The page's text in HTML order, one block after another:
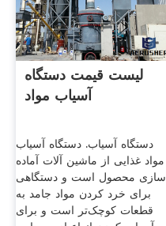
لیست قیمت دستگاه
آسیاب مواد
دستگاه آسیاب. دستگاه آسیاب
مواد غذایی از ماشین آلات آماده
سازی محصول است و دستگاهی
برای خرد کردن مواد جامد به
قطعات کوچک‌تر است و برای